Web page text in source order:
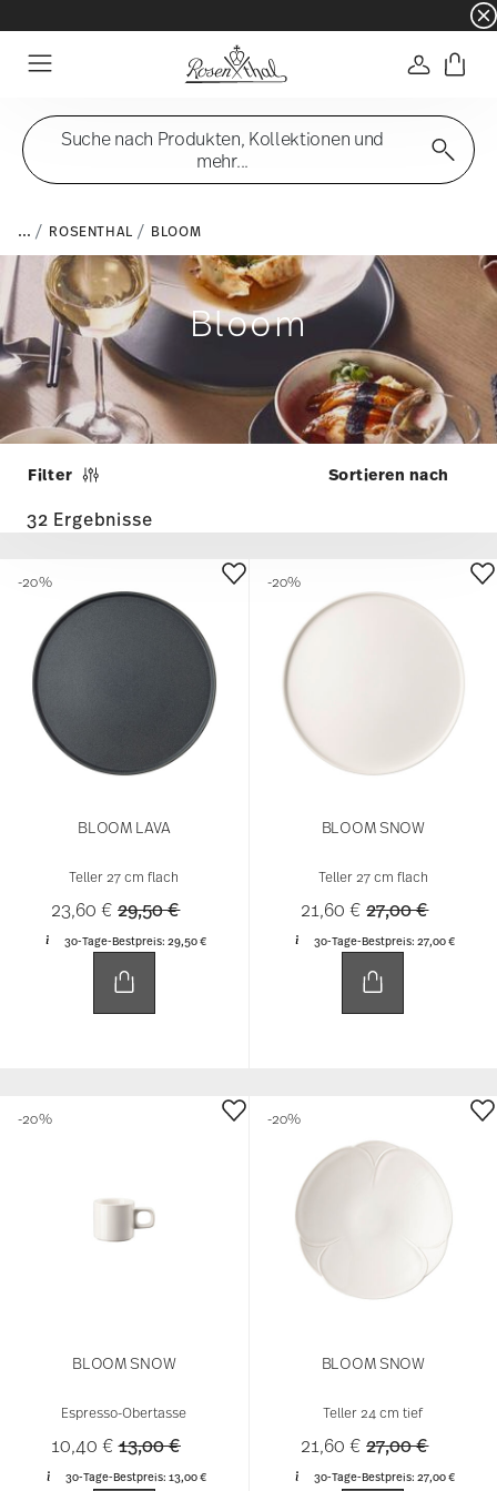
☀️ Summer SALE auf ausgewählte Artikel
Suche nach Produkten, Kollektionen und
mehr...
... ROSENTHAL BLOOM
Bloom
Filter
32 Ergebnisse
BLOOM LAVA
Teller 27 cm flach
23,60 €Price reduced from
29,50 €to
30-Tage-Bestpreis:29,50 €
-20%
BLOOM SNOW
Teller 27 cm flach
21,60 €Price reduced
27,00 €to
30-Tage-Bestpreis:27,00 €
-20%
BLOOM SNOW
Espresso-Obertasse
10,40 €Price reduced from
13,00 €to
30-Tage-Bestpreis: 13,00 €
-20%
BLOOM SNOW
Teller 24 cm tief
21,60 €Price reduced
27,00 €to
30-Tage-Bestpreis:27,00 €
-20%